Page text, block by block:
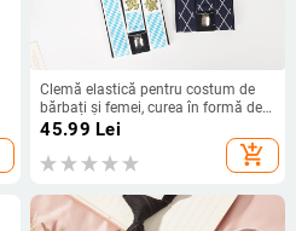
Clemă elastică pentru costum de
bărbați și femei, curea în formă de Y
pentru adulți, curea la modă,
45.99 Lei
add_shopping_cart